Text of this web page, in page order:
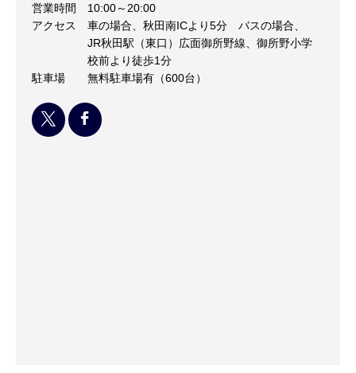
営業時間
10:00～20:00
アクセス
車の場合、秋田南ICより5分 バスの場合、
JR秋田駅（東口）広面御所野線、御所野小学
校前より徒歩1分
駐車場
無料駐車場有（600台）